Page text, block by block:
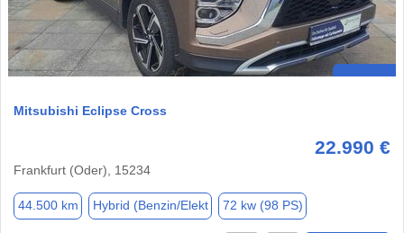
Mitsubishi Eclipse Cross
22.990 €
Frankfurt (Oder), 15234
44.500 km Hybrid (Benzin/Elekt 72 kw (98 PS)